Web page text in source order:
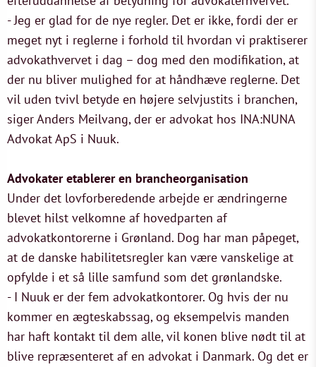
- Jeg er glad for de nye regler. Det er ikke, fordi der er
meget nyt i reglerne i forhold til hvordan vi praktiserer
advokathvervet i dag – dog med den modifikation, at
der nu bliver mulighed for at håndhæve reglerne. Det
vil uden tvivl betyde en højere selvjustits i branchen,
siger Anders Meilvang, der er advokat hos INA:NUNA
Advokat ApS i Nuuk.
Advokater etablerer en brancheorganisation
Under det lovforberedende arbejde er ændringerne
blevet hilst velkomne af hovedparten af
advokatkontorerne i Grønland. Dog har man påpeget,
at de danske habilitetsregler kan være vanskelige at
opfylde i et så lille samfund som det grønlandske.
- I Nuuk er der fem advokatkontorer. Og hvis der nu
kommer en ægteskabssag, og eksempelvis manden
har haft kontakt til dem alle, vil konen blive nødt til at
blive repræsenteret af en advokat i Danmark. Og det er